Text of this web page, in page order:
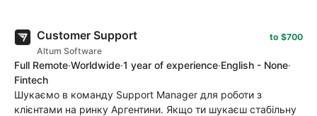
Customer Support
Altum Software
to $700
Full Remote·Worldwide·1 year of experience·English - None·
Fintech
Шукаємо в команду Support Manager для роботи з
клієнтами на ринку Аргентини. Якщо ти шукаєш стабільну